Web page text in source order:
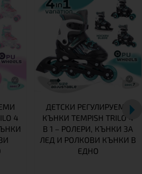
4
ДЕТСКИ РЕГУЛИРУЕМИ
КЪНКИ TEMPISH TRILO 4
В 1 – РОЛЕРИ, КЪНКИ ЗА
ЛЕД И РОЛКОВИ КЪНКИ В
ЕДНО